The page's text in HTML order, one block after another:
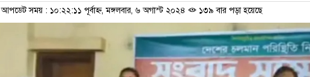
আপডেট সময় : ১০:২২:১১ পূর্বাহ্ন, মঙ্গলবার, ৬ অগাস্ট ২০২৪ ১৩৯ বার পড়া হয়েছে